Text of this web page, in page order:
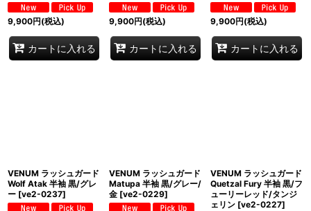
9,900円(税込)
カートに入れる
9,900円(税込)
カートに入れる
9,900円(税込)
カートに入れる
VENUM ラッシュガード
Wolf Atak 半袖 黒/グレ
ー [ve2-0237]
VENUM ラッシュガード
Matupa 半袖 黒/グレー/
金 [ve2-0229]
VENUM ラッシュガード
Quetzal Fury 半袖 黒/フ
ューリーレッド/タンジ
ェリン [ve2-0227]